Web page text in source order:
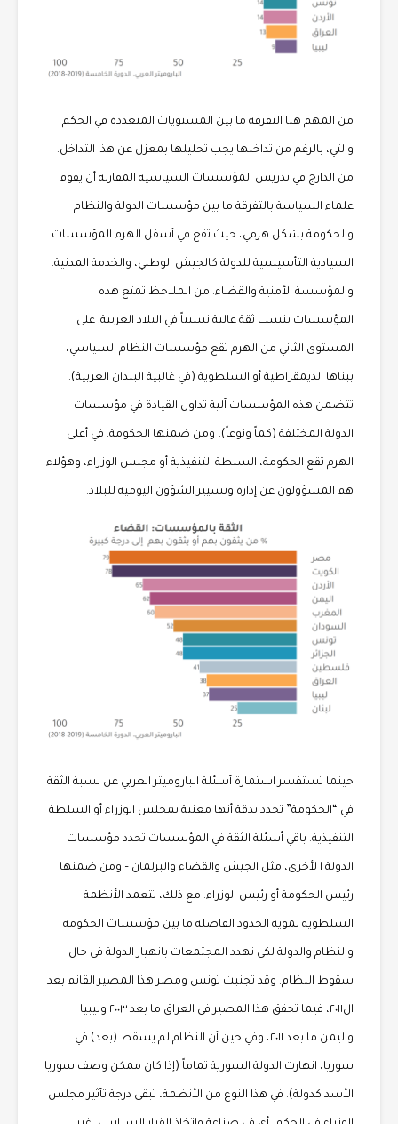
من المهم هنا التفرقة ما بين المستويات المتعددة في الحكم
والتي، بالرغم من تداخلها يجب تحليلها بمعزل عن هذا التداخل.
من الدارج في تدريس المؤسسات السياسية المقارنة أن يقوم
علماء السياسة بالتفرقة ما بين مؤسسات الدولة والنظام
والحكومة بشكل هرمي، حيث تقع في أسفل الهرم المؤسسات
السيادية التأسيسية للدولة كالجيش الوطني، والخدمة المدنية،
والمؤسسة الأمنية والقضاء. من الملاحظ تمتع هذه
المؤسسات بنسب ثقة عالية نسبياً في البلاد العربية. على
المستوى الثاني من الهرم تقع مؤسسات النظام السياسي،
ببناها الديمقراطية أو السلطوية (في غالبية البلدان العربية).
تتضمن هذه المؤسسات آلية تداول القيادة في مؤسسات
الدولة المختلفة (كماً ونوعاً)، ومن ضمنها الحكومة. في أعلى
الهرم تقع الحكومة، السلطة التنفيذية أو مجلس الوزراء، وهؤلاء
هم المسؤولون عن إدارة وتسيير الشؤون اليومية للبلاد.
حينما تستفسر استمارة أسئلة الباروميتر العربي عن نسبة الثقة
في “الحكومة” تحدد بدقة أنها معنية بمجلس الوزراء أو السلطة
التنفيذية. باقي أسئلة الثقة في المؤسسات تحدد مؤسسات
الدولة ا لأخرى، مثل الجيش والقضاء والبرلمان – ومن ضمنها
رئيس الحكومة أو رئيس الوزراء. مع ذلك، تتعمد الأنظمة
السلطوية تمويه الحدود الفاصلة ما بين مؤسسات الحكومة
والنظام والدولة لكي تهدد المجتمعات بانهيار الدولة في حال
سقوط النظام. وقد تجنبت تونس ومصر هذا المصير القاتم بعد
ال٢٠١١، فيما تحقق هذا المصير في العراق ما بعد ٢٠٠٣ وليبيا
واليمن ما بعد ٢٠١١، وفي حين أن النظام لم يسقط (بعد) في
سوريا، انهارت الدولة السورية تماماً (إذا كان ممكن وصف سوريا
الأسد كدولة). في هذا النوع من الأنظمة، تبقى درجة تأثير مجلس